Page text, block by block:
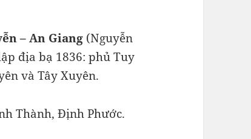
– An Giang (Nguyễn
địa bạ 1836: phủ Tuy
và Tây Xuyên.
Thành, Định Phước.